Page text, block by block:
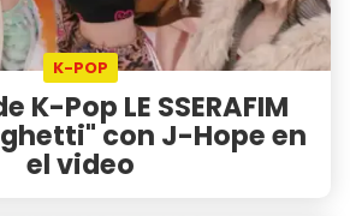
K-POP
K-Pop LE SSERAFIM
con J-Hope en
el video